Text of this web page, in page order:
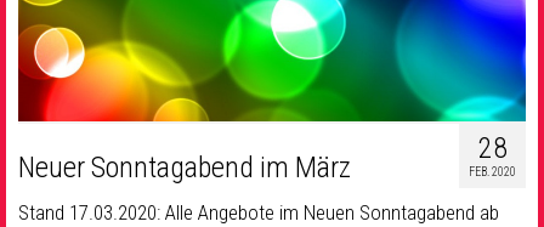
28
FEB. 2020
Neuer Sonntagabend im März
Stand 17.03.2020: Alle Angebote im Neuen Sonntagabend ab